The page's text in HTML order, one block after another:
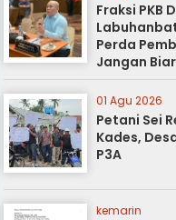
Fraksi PKB
Perda
Jangan
Korban
01 Agu 2026
Petani Sei
Kades,
P3A
kemarin